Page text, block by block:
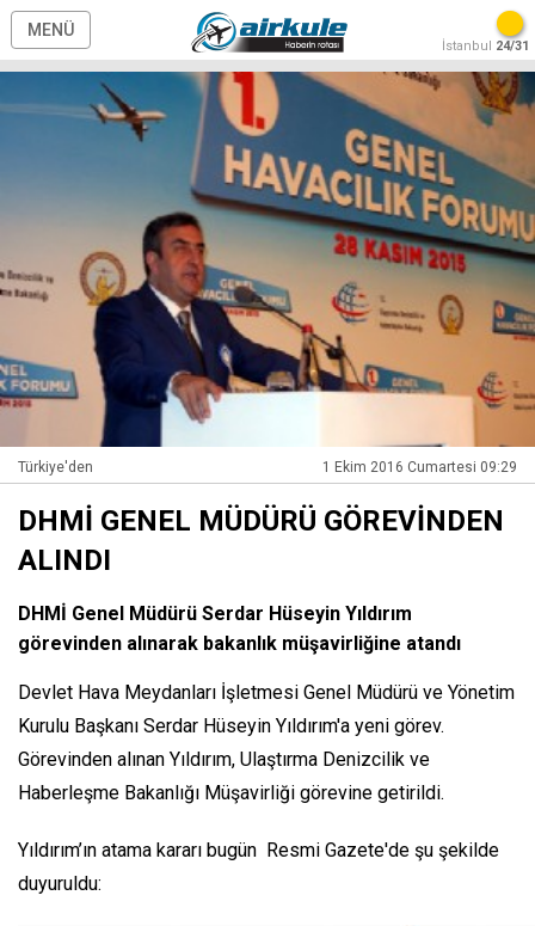
MENÜ
İstanbul 24/31
Türkiye'den 1 Ekim 2016 Cumartesi 09:29
DHMİ GENEL MÜDÜRÜ GÖREVİNDEN
ALINDI
DHMİ Genel Müdürü Serdar Hüseyin Yıldırım
görevinden alınarak bakanlık müşavirliğine atandı
Devlet Hava Meydanları İşletmesi Genel Müdürü ve Yönetim
Kurulu Başkanı Serdar Hüseyin Yıldırım'a yeni görev.
Görevinden alınan Yıldırım, Ulaştırma Denizcilik ve
Haberleşme Bakanlığı Müşavirliği görevine getirildi.
Yıldırım’ın atama kararı bugün Resmi Gazete'de şu şekilde
duyuruldu: